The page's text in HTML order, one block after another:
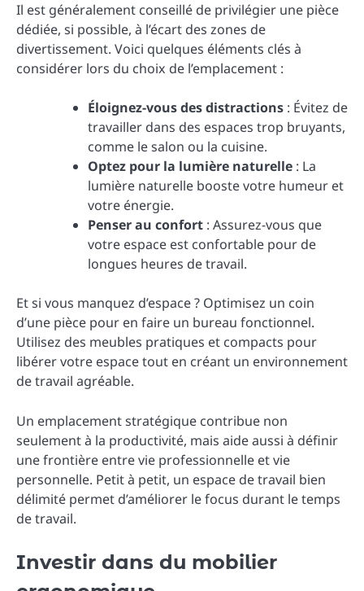
Il est généralement conseillé de privilégier une pièce
dédiée, si possible, à l’écart des zones de
divertissement. Voici quelques éléments clés à
considérer lors du choix de l’emplacement :
Éloignez-vous des distractions : Évitez de
travailler dans des espaces trop bruyants,
comme le salon ou la cuisine.
Optez pour la lumière naturelle : La
lumière naturelle booste votre humeur et
votre énergie.
Penser au confort : Assurez-vous que
votre espace est confortable pour de
longues heures de travail.
Et si vous manquez d’espace ? Optimisez un coin
d’une pièce pour en faire un bureau fonctionnel.
Utilisez des meubles pratiques et compacts pour
libérer votre espace tout en créant un environnement
de travail agréable.
Un emplacement stratégique contribue non
seulement à la productivité, mais aide aussi à définir
une frontière entre vie professionnelle et vie
personnelle. Petit à petit, un espace de travail bien
délimité permet d’améliorer le focus durant le temps
de travail.
Investir dans du mobilier